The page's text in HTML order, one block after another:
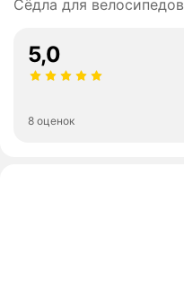
Сёдла для велосипедов
5,0
8 оценок